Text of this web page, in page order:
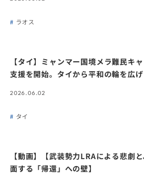
ラオス
【タイ】ミャンマー国境メラ難民キ
支援を開始。タイから平和の輪を広
2026.06.02
タイ
【動画】【武装勢力LRAによる悲劇
面する「帰還」への壁】